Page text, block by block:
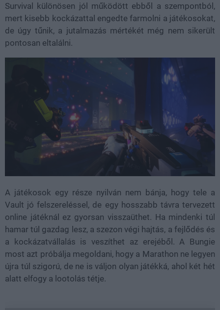
Survival különösen jól működött ebből a szempontból,
mert kisebb kockázattal engedte farmolni a játékosokat,
de úgy tűnik, a jutalmazás mértékét még nem sikerült
pontosan eltalálni.
A játékosok egy része nyilván nem bánja, hogy tele a
Vault jó felszereléssel, de egy hosszabb távra tervezett
online játéknál ez gyorsan visszaüthet. Ha mindenki túl
hamar túl gazdag lesz, a szezon végi hajtás, a fejlődés és
a kockázatvállalás is veszíthet az erejéből. A Bungie
most azt próbálja megoldani, hogy a Marathon ne legyen
újra túl szigorú, de ne is váljon olyan játékká, ahol két hét
alatt elfogy a lootolás tétje.